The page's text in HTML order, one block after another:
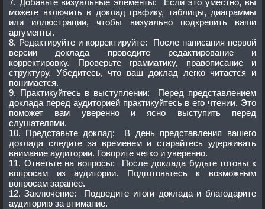
7. Добавьте визуальные элементы: Если это уместно, вы
можете включить в доклад графику, таблицы, диаграммы
или иллюстрации, чтобы визуально подкрепить ваши
аргументы.
8. Редактируйте и корректируйте: После написания первой
версии доклада проведите редактирование и
корректировку. Проверьте грамматику, правописание и
структуру. Убедитесь, что ваш доклад легко читается и
понимается.
9. Практикуйтесь в выступлении: Перед представлением
доклада перед аудиторией практикуйтесь в его чтении. Это
поможет вам уверенно и ясно выступить перед
слушателями.
10. Представьте доклад: В день представления вашего
доклада следите за временем и старайтесь удерживать
внимание аудитории. Говорите четко и уверенно.
11. Ответьте на вопросы: После доклада будьте готовы к
вопросам из аудитории. Подготовьтесь к возможным
вопросам заранее.
12. Заключение: Подведите итоги доклада и благодарите
аудиторию за внимание.